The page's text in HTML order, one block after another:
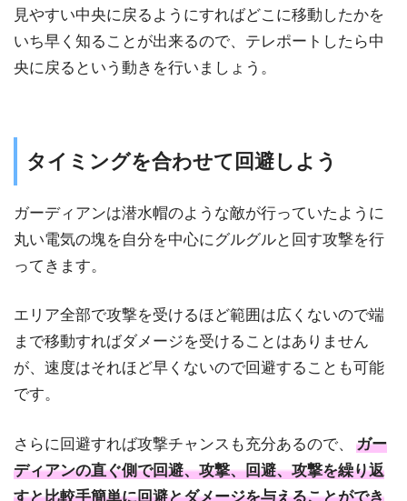
見やすい中央に戻るようにすればどこに移動したかを
いち早く知ることが出来るので、テレポートしたら中
央に戻るという動きを行いましょう。
タイミングを合わせて回避しよう
ガーディアンは潜水帽のような敵が行っていたように
丸い電気の塊を自分を中心にグルグルと回す攻撃を行
ってきます。
エリア全部で攻撃を受けるほど範囲は広くないので端
まで移動すればダメージを受けることはありません
が、速度はそれほど早くないので回避することも可能
です。
さらに回避すれば攻撃チャンスも充分あるので、
ガー
ディアンの直ぐ側で回避、攻撃、回避、攻撃を繰り返
すと比較手簡単に回避とダメージを与えることができ